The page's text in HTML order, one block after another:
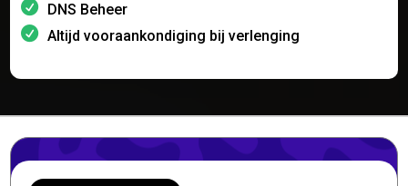
DNS Beheer
Altijd vooraankondiging bij verlenging